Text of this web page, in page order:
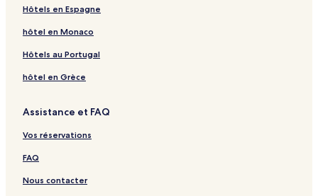
a
H
o
t
e
s
a
F
a
m
y
i
n
e
r
Hôtels en Espagne
hôtel en Monaco
Hôtels au Portugal
hôtel en Grèce
Assistance et FAQ
Vos réservations
FAQ
Nous contacter